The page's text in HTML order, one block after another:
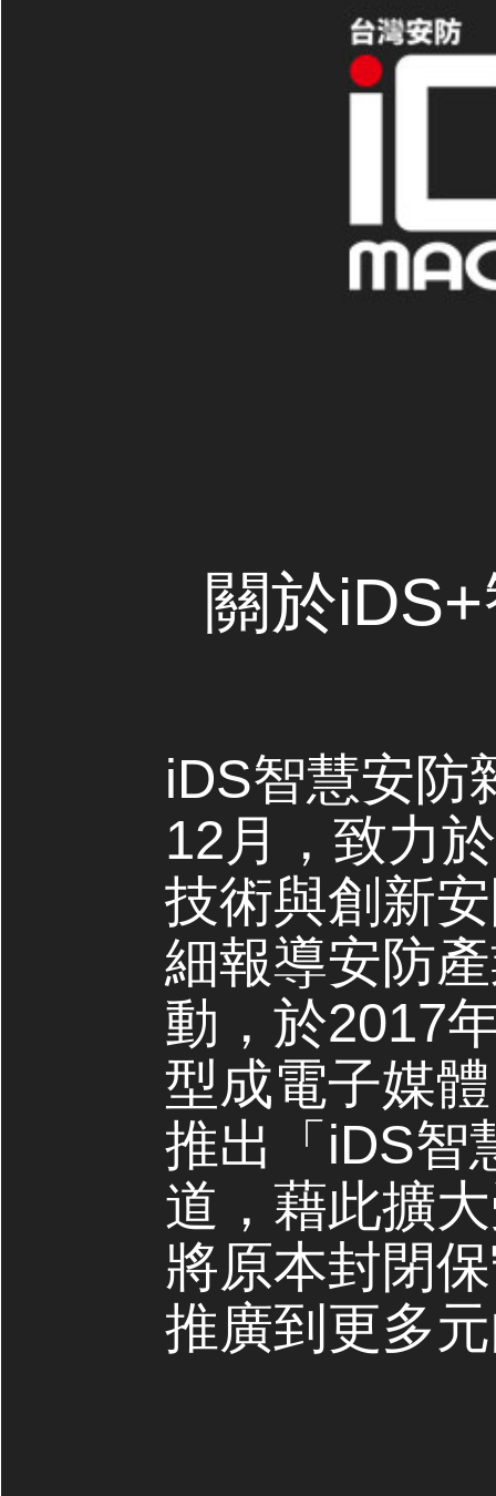
關於
iDS智慧安防
12月，致力
技術與創新
細報導安防
動，於2017
型成電子媒
推出「iDS智
道，藉此擴
將原本封閉
推廣到更多